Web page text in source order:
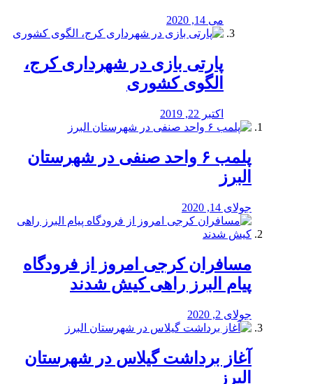
می 14, 2020
پارتی بازی در شهرداری کرج،
الگوی کشوری
اکتبر 22, 2019
پلمب ۶ واحد صنفی در شهرستان
البرز
جولای 14, 2020
مسافران کرجی امروز از فرودگاه
پیام البرز راهی کیش شدند
جولای 2, 2020
آغاز برداشت گیلاس در شهرستان
البرز